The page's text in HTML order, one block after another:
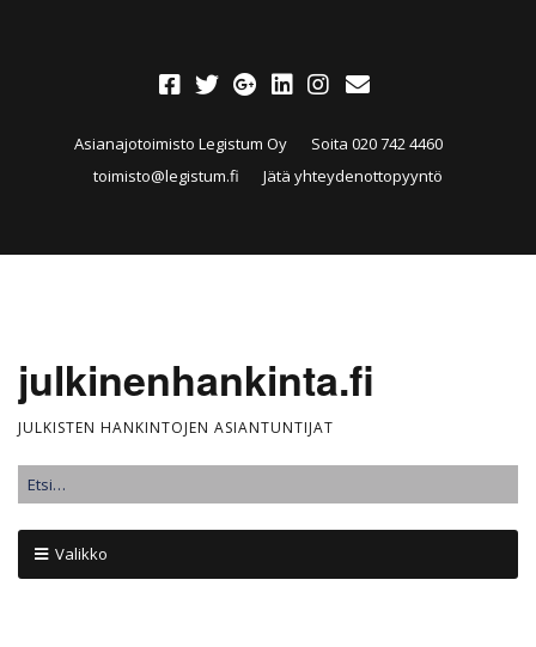
Asianajotoimisto Legistum Oy
Soita 020 742 4460
toimisto@legistum.fi
Jätä yhteydenottopyyntö
julkinenhankinta.fi
JULKISTEN HANKINTOJEN ASIANTUNTIJAT
Valikko